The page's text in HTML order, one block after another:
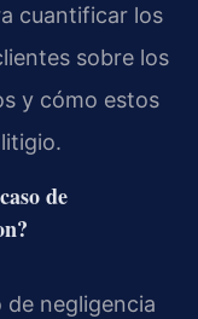
cuantificar los
sobre los
y cómo estos
de
de negligencia